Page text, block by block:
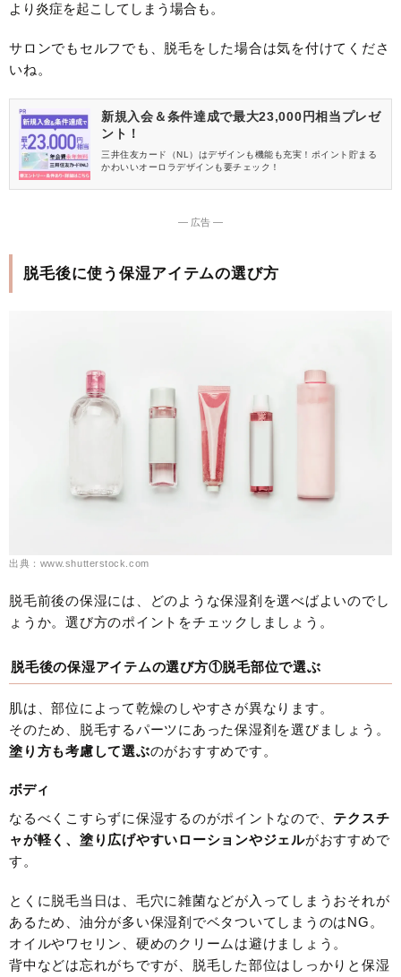
より炎症を起こしてしまう場合も。
サロンでもセルフでも、脱毛をした場合は気を付けてくださ
いね。
新規入会＆条件達成で最大23,000円相当プレゼ
ント！
三井住友カード（NL）はデザインも機能も充実！ポイント貯まる
かわいいオーロラデザインも要チェック！
― 広告 ―
脱毛後に使う保湿アイテムの選び方
出典：www.shutterstock.com
脱毛前後の保湿には、どのような保湿剤を選べばよいのでし
ょうか。選び方のポイントをチェックしましょう。
脱毛後の保湿アイテムの選び方①脱毛部位で選ぶ
肌は、部位によって乾燥のしやすさが異なります。
そのため、脱毛するパーツにあった保湿剤を選びましょう。
塗り方も考慮して選ぶのがおすすめです。
ボディ
なるべくこすらずに保湿するのがポイントなので、 テクスチ
ャが軽く、塗り広げやすいローションやジェルがおすすめで
す。
とくに脱毛当日は、毛穴に雑菌などが入ってしまうおそれが
あるため、油分が多い保湿剤でベタついてしまうのはNG。
オイルやワセリン、硬めのクリームは避けましょう。
背中などは忘れがちですが、脱毛した部位はしっかりと保湿